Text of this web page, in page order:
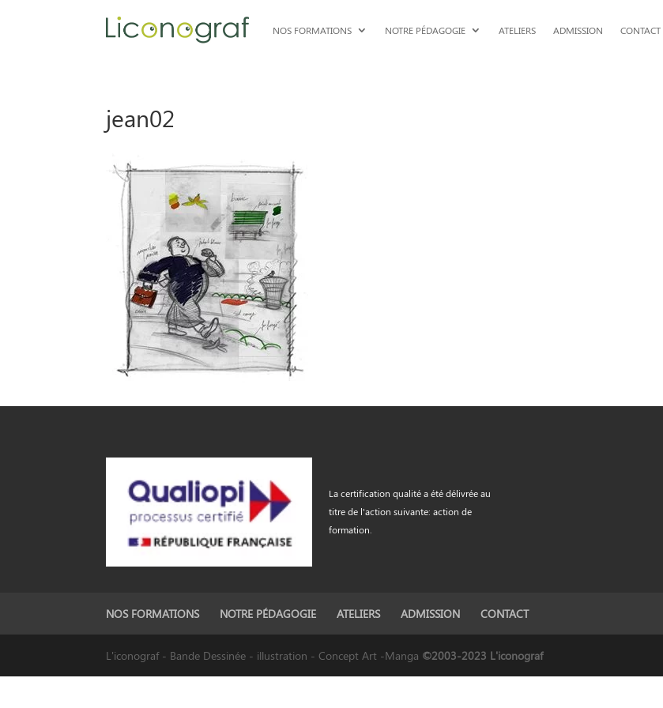
NOS FORMATIONS NOTRE PÉDAGOGIE ATELIERS ADMISSION CONTACT
jean02
La certification qualité a été délivrée au
titre de l'action suivante: action de
formation.
NOS FORMATIONS NOTRE PÉDAGOGIE ATELIERS ADMISSION CONTACT
L'iconograf - Bande Dessinée - illustration - Concept Art -Manga ©2003-2023 L'iconograf